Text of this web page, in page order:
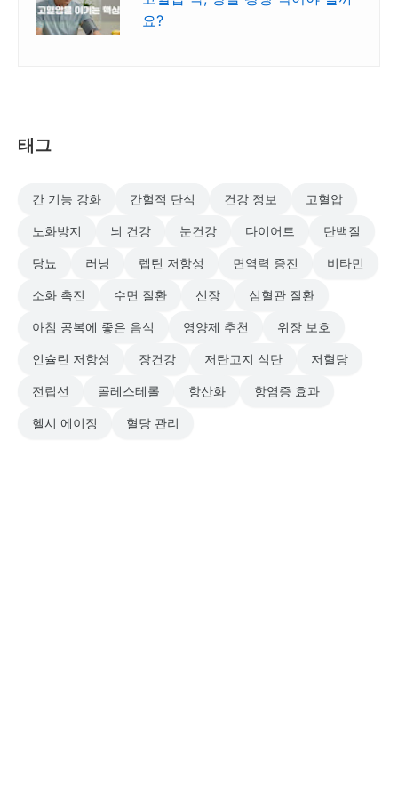
요?
태그
간 기능 강화 간헐적 단식 건강 정보 고혈압
노화방지 뇌 건강 눈건강 다이어트 단백질
당뇨 러닝 렙틴 저항성 면역력 증진 비타민
소화 촉진 수면 질환 신장 심혈관 질환
아침 공복에 좋은 음식 영양제 추천 위장 보호
인슐린 저항성 장건강 저탄고지 식단 저혈당
전립선 콜레스테롤 항산화 항염증 효과
헬시 에이징 혈당 관리